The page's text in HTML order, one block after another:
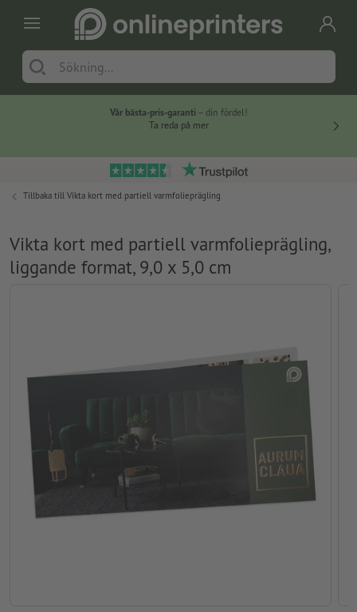
Vår bästa-pris-garanti – din fördel!
Ta reda på mer
Tillbaka till Vikta kort med partiell varmfolieprägling
Vikta kort med partiell varmfolieprägling,
liggande format, 9,0 x 5,0 cm